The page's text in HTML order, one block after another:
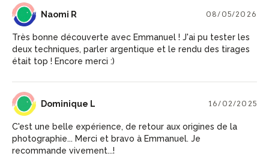
NR Naomi R 08/05/2026
Très bonne découverte avec Emmanuel ! J'ai pu tester les
deux techniques, parler argentique et le rendu des tirages
était top ! Encore merci :)
DL Dominique L 16/02/2025
C'est une belle expérience, de retour aux origines de la
photographie... Merci et bravo à Emmanuel. Je
recommande vivement...!